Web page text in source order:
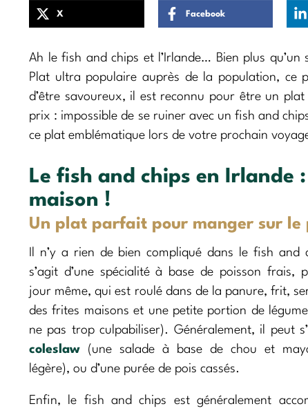
X Facebook
Ah le fish and chips et l’Irlande… Bien plus
Plat ultra populaire auprès de la population, ce
d’être savoureux, il est reconnu pour être un
prix : impossible de se ruiner avec un fish and
ce plat emblématique lors de votre prochain
Le fish and chips en Irlande
maison !
Un plat parfait pour manger sur le
Il n’y a rien de bien compliqué dans le fish and
s’agit d’une spécialité à base de poisson frais,
jour même, qui est roulé dans de la panure, frit,
des frites maisons et une petite portion de
ne pas trop culpabiliser). Généralement, il peut
coleslaw (une salade à base de chou et
légère), ou d’une purée de pois cassés.
Enfin, le fish and chips est généralement